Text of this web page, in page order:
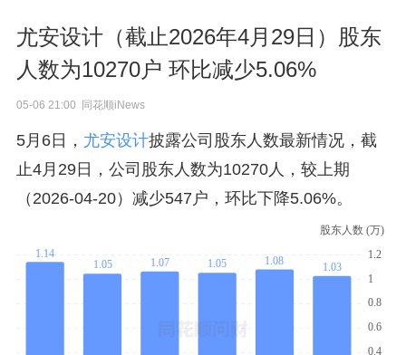
尤安设计（截止2026年4月29日）股东
人数为10270户 环比减少5.06%
05-06 21:00 同花顺iNews
5月6日， 尤安设计披露公司股东人数最新情况，截
止4月29日，公司股东人数为10270人，较上期
（2026-04-20）减少547户，环比下降5.06%。